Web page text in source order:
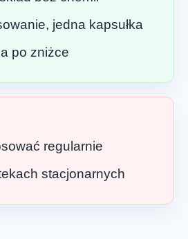
jedna kapsułka
po zniżce
regularnie
stacjonarnych